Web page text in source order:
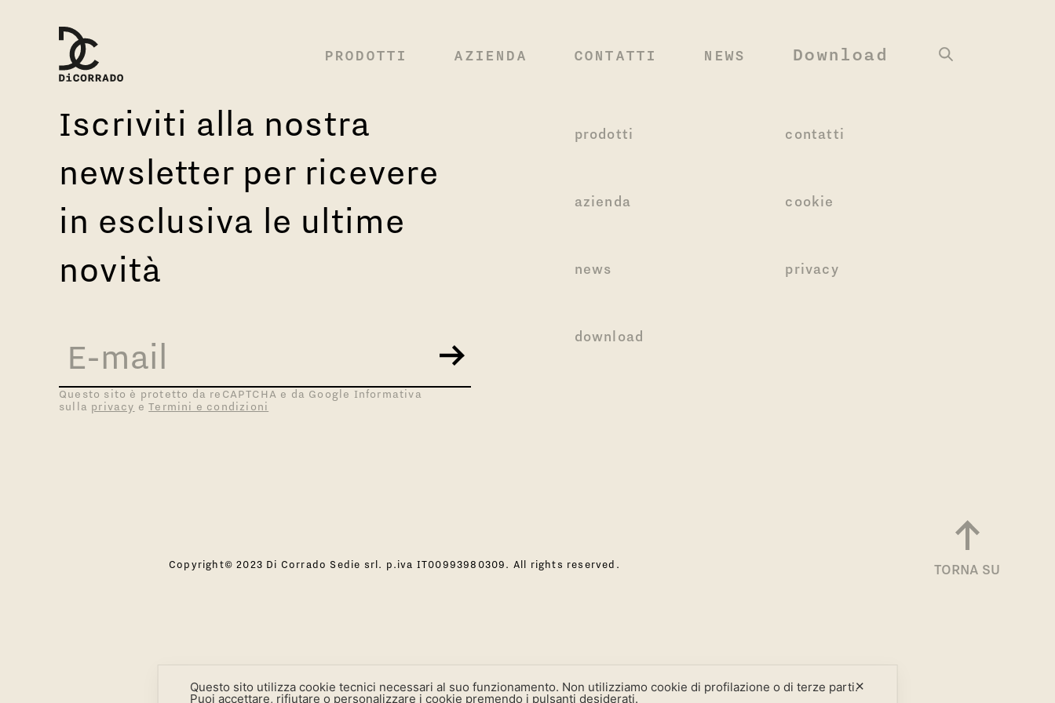
PRODOTTI AZIENDA CONTATTI NEWS Download
✕
Questo sito utilizza cookie tecnici necessari al suo funzionamento. Non utilizziamo cookie di profilazione o di terze parti.
Puoi accettare, rifiutare o personalizzare i cookie premendo i pulsanti desiderati.
Iscriviti alla nostra
newsletter per ricevere
in esclusiva le ultime
novità
Questo sito è protetto da reCAPTCHA e da Google Informativa
sulla privacy eTermini e condizioni
prodotti contatti
azienda cookie
news privacy
download
Copyright© 2023 Di Corrado Sedie srl. p.iva IT00993980309. All rights reserved. TORNA SU